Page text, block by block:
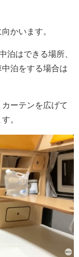
かいます。
泊はできる場所、
泊をする場合は
ーテンを広げて
。